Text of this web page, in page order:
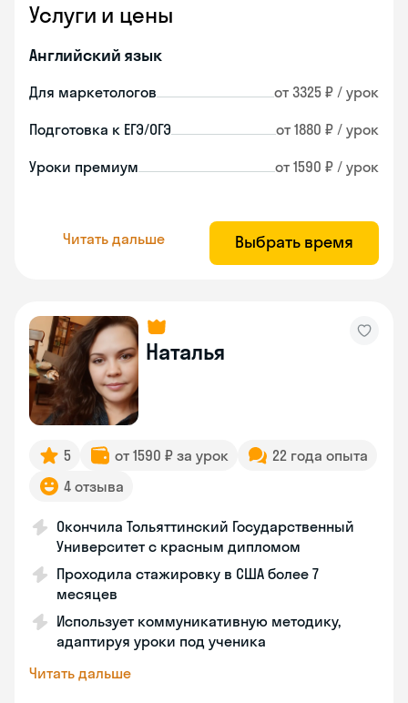
Услуги и цены
Английский язык
Для маркетологов от 3325 ₽ / урок
Подготовка к ЕГЭ/ОГЭ от 1880 ₽ / урок
Уроки премиум от 1590 ₽ / урок
Читать дальше Выбрать время
Наталья
5 от 1590 ₽ за урок
22 года опыта
4 отзыва
Окончила Тольяттинский Государственный
Университет с красным дипломом
Проходила стажировку в США более 7
месяцев
Использует коммуникативную методику,
адаптируя уроки под ученика
Читать дальше